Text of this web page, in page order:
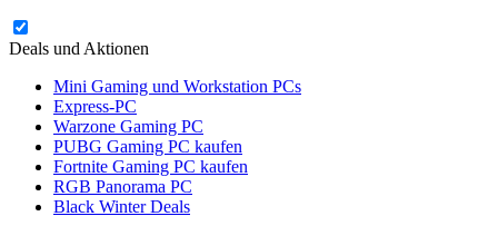
Deals und Aktionen
Mini Gaming und Workstation PCs
Express-PC
Warzone Gaming PC
PUBG Gaming PC kaufen
Fortnite Gaming PC kaufen
RGB Panorama PC
Black Winter Deals